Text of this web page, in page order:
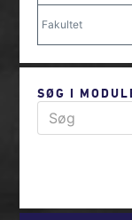
Fakultet
SØG I